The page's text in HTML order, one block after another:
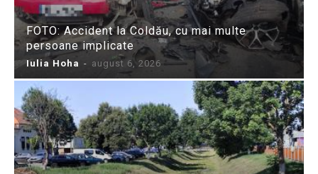
FOTO: Accident la Coldău, cu mai multe
persoane implicate
Iulia Hoha - august 6, 2026